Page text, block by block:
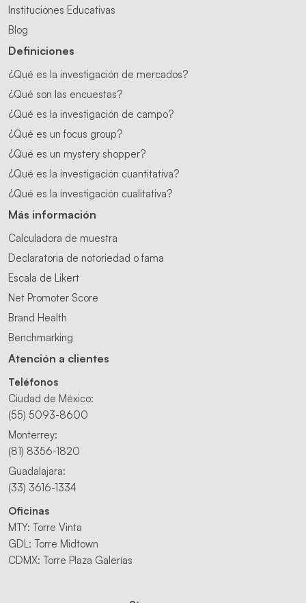
Instituciones Educativas
Blog
Definiciones
¿Qué es la investigación de mercados?
¿Qué son las encuestas?
¿Qué es la investigación de campo?
¿Qué es un focus group?
¿Qué es un mystery shopper?
¿Qué es la investigación cuantitativa?
¿Qué es la investigación cualitativa?
Más información
Calculadora de muestra
Declaratoria de notoriedad o fama
Escala de Likert
Net Promoter Score
Brand Health
Benchmarking
Atención a clientes
Teléfonos
Ciudad de México:
(55) 5093-8600
Monterrey:
(81) 8356-1820
Guadalajara:
(33) 3616-1334
Oficinas
MTY: Torre Vinta
GDL: Torre Midtown
CDMX: Torre Plaza Galerías